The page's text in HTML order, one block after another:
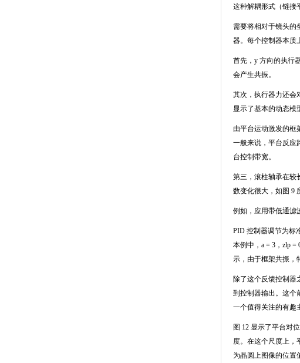
这种解耦形式（链接
需要将相对于镜头的
器。每个控制器本质
首先， y 方向的执行
会产生共振。
其次，执行器力还会
显示了基本的动态模
由平台运动激发的框
一般来说，平台反应
台控制带宽。
第三，滚柱轴承在较
数变化很大，如图 9
例如，应用带低通滤
PID 控制器调节为标
本例中， a = 3 ， zlp =
示，由于框架共振，
除了这个反馈控制器
到控制器输出。这个
一个值得关注的有趣
图 12 显示了平台对
度。在这个尺度上，
为晶圆上图像的位置